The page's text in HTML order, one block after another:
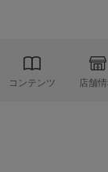
コンテンツ 店舗